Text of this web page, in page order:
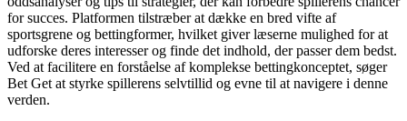
for succes. Platformen tilstræber at dække en bred vifte af
sportsgrene og bettingformer, hvilket giver læserne mulighed for at
udforske deres interesser og finde det indhold, der passer dem bedst.
Ved at facilitere en forståelse af komplekse bettingkonceptet, søger
Bet Get at styrke spillerens selvtillid og evne til at navigere i denne
verden.